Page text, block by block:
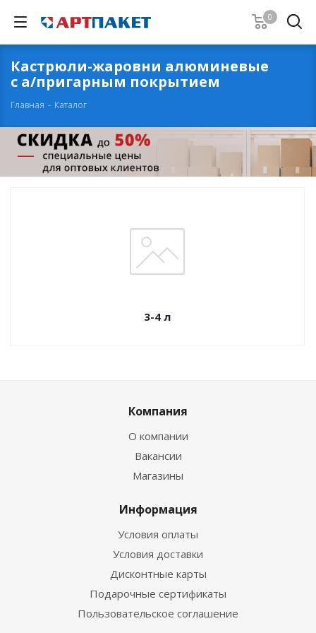
0
Кастрюли-жаровни алюминевые
с а/пригарным покрытием
Главная - Каталог
3-4 л
Компания
О компании
Вакансии
Магазины
Информация
Условия оплаты
Условия доставки
Дисконтные карты
Подарочные сертификаты
Пользовательское соглашение